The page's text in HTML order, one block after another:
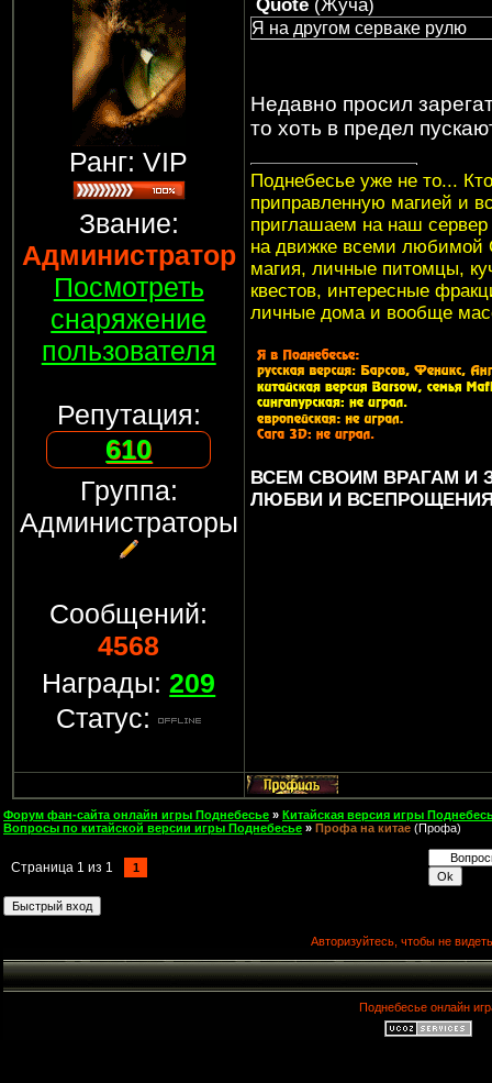
Ранг: VIP
Звание:
Администратор
Посмотреть
снаряжение
пользователя
Репутация:
610
Группа:
Администраторы
Сообщений:
4568
Награды:209
Статус:
Quote(Жуча)
Я на другом серваке рулю
Недавно просил
то хоть в предел
Поднебесье уже не то...
приправленную магией и
приглашаем на наш сервер
на движке всеми любимой
магия, личные питомцы,
квестов, интересные
личные дома и вообще
ВСЕМ СВОИМ ВРАГАМ
ЛЮБВИ И
Форум фан-сайта онлайн игры Поднебесье » Китайская версия игры
Вопросы по китайской версии игры Поднебесье » Профа на китае (Профа)
Страница 1 из 1 1
Авторизуйтесь, чтобы не
Поднебесье онлайн